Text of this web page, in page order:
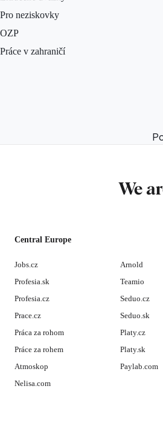
Pro neziskovky
OZP
Práce v zahraničí
We
Central Europe
Jobs.cz
Profesia.sk
Profesia.cz
Prace.cz
Práca za rohom
Práce za rohem
Atmoskop
Nelisa.com
Arnold
Teamio
Seduo.cz
Seduo.sk
Platy.cz
Platy.sk
Paylab.com